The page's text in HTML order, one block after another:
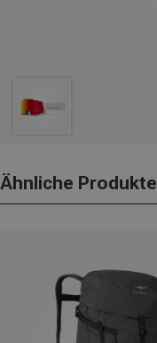
Ähnliche Produkte